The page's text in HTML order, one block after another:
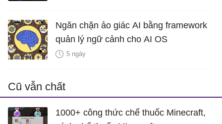
Ngăn chặn ảo giác AI bằng framework
quản lý ngữ cảnh cho AI OS
5 ngày
Cũ vẫn chất
1000+ công thức chế thuốc Minecraft,